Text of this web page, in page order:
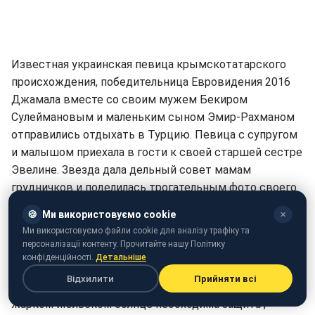
Известная украинская певица крымскотатарского
происхождения, победительница Евровидения 2016
Джамала вместе со своим мужем Бекиром
Сулеймановым и маленьким сыном Эмир-Рахманом
отправились отдыхать в Турцию. Певица с супругом
и малышом приехала в гости к своей старшей сестре
Эвелине. Звезда дала дельный совет мамам
грудничков и поделилась трогательным фото своего
странице исполнительницы в соцсети
"А хотите от меня совет для грудничков на море? Все
мамы знают, что прямое попадание солнечных лучей
противопоказано малышам. И даже в тени при таком
жарком июльском солнце необходима защита", -
🍪 Ми використовуємо cookie ✕
Ми використовуємо файли cookie для аналізу трафіку та
персоналізації контенту. Прочитайте нашу Політику
конфіденційності. Детальніше
Відхилити Прийняти всі